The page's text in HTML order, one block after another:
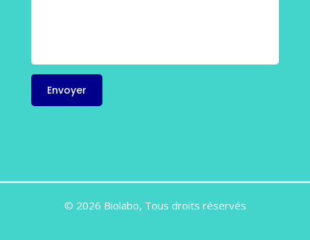
© 2026 Biolabo, Tous droits réservés